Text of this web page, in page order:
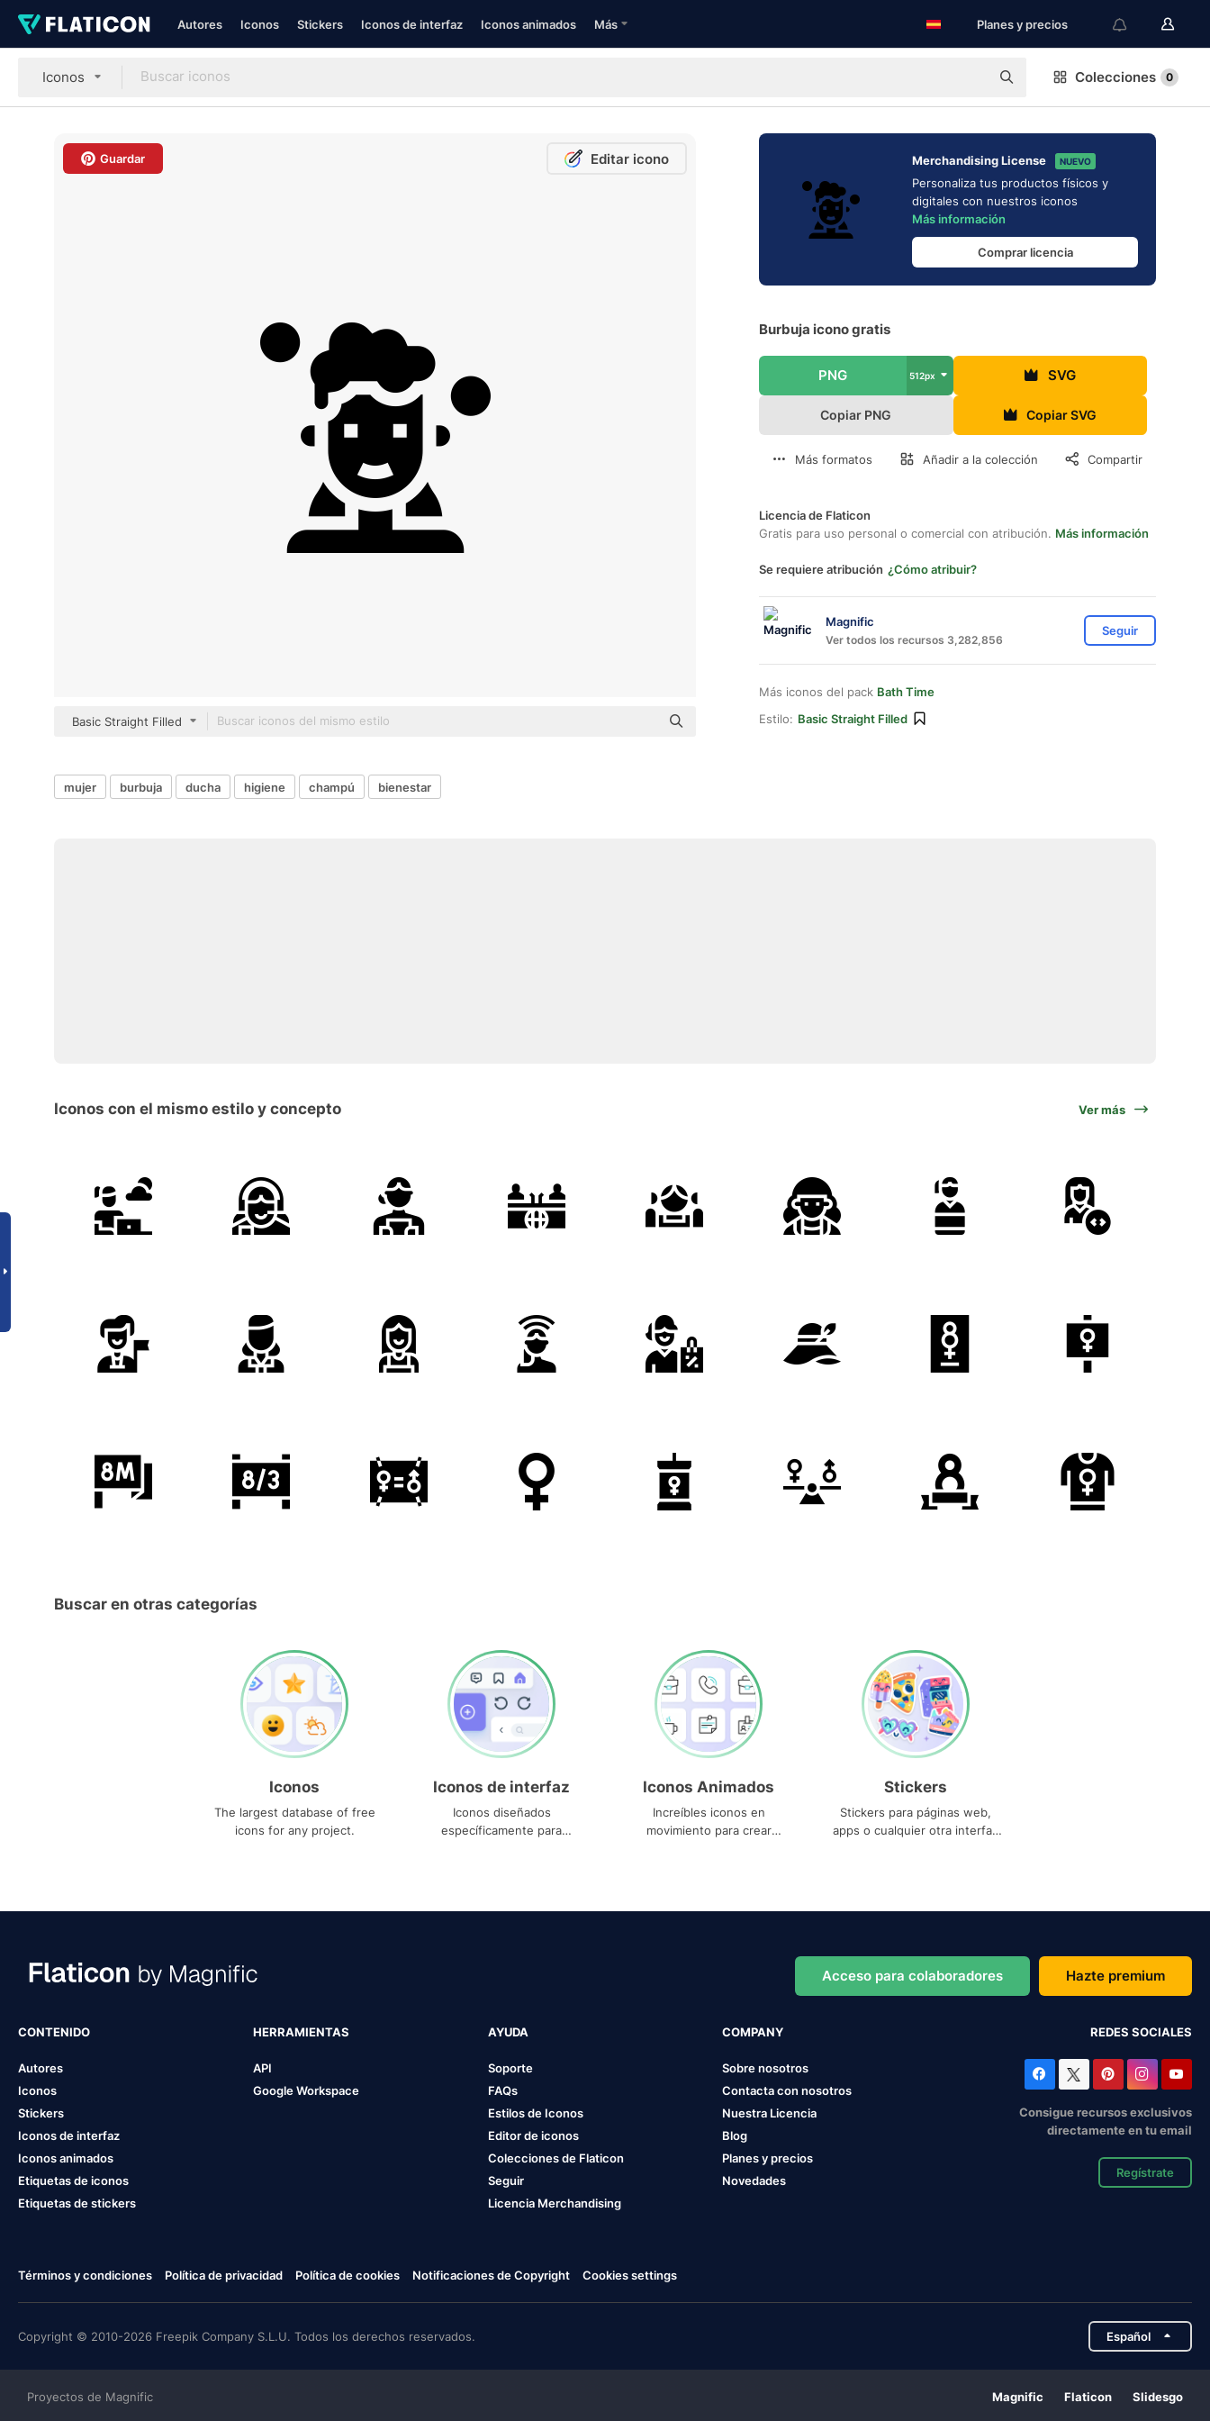
Autores Iconos Stickers Iconos de interfaz Iconos animados Más Planes y precios
Iconos Colecciones 0
Guardar Editar icono
Basic Straight Filled
Merchandising License NUEVO
Personaliza tus productos físicos y
digitales con nuestros iconos
Más información
Comprar licencia
Burbuja icono gratis
PNG 512px SVG
Copiar PNG Copiar SVG
Más formatos Añadir a la colección Compartir
Licencia de Flaticon
Gratis para uso personal o comercial con atribución. Más información
Se requiere atribución ¿Cómo atribuir?
Magnific
Ver todos los recursos 3,282,856
Seguir
Más iconos del pack Bath Time
Estilo: Basic Straight Filled
mujer burbuja ducha higiene champú bienestar
Iconos con el mismo estilo y concepto Ver más
Buscar en otras categorías
Iconos
The largest database of free
icons for any project.
Iconos de interfaz
Iconos diseñados
específicamente para
Iconos Animados
Increíbles iconos en
movimiento para crear
Stickers
Stickers para páginas web,
apps o cualquier otra interfaz
Acceso para colaboradores Hazte premium
CONTENIDO
Autores
Iconos
Stickers
Iconos de interfaz
Iconos animados
Etiquetas de iconos
Etiquetas de stickers
HERRAMIENTAS
API
Google Workspace
AYUDA
Soporte
FAQs
Estilos de Iconos
Editor de iconos
Colecciones de Flaticon
Seguir
Licencia Merchandising
COMPANY
Sobre nosotros
Contacta con nosotros
Nuestra Licencia
Blog
Planes y precios
Novedades
REDES SOCIALES
Consigue recursos exclusivos
directamente en tu email
Regístrate
Términos y condiciones Política de privacidad Política de cookies Notificaciones de Copyright Cookies settings
Copyright © 2010-2026 Freepik Company S.L.U. Todos los derechos reservados. Español
Proyectos de Magnific Magnific Flaticon Slidesgo